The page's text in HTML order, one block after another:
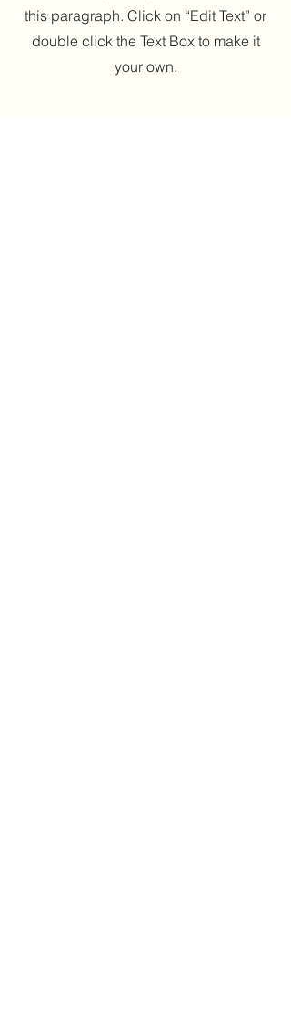
this paragraph. Click on “Edit Text” or
double click the Text Box to make it
your own.